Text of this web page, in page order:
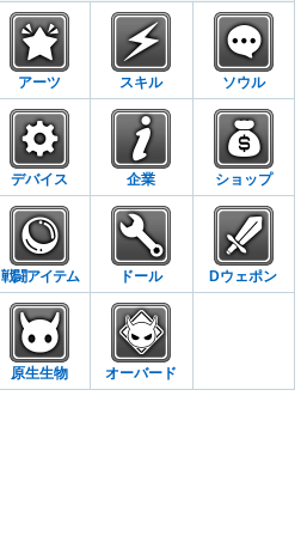
アーツ スキル ソウル
デバイス 企業 ショップ
戦闘アイテム ドール Dウェポン
原生生物 オーバード